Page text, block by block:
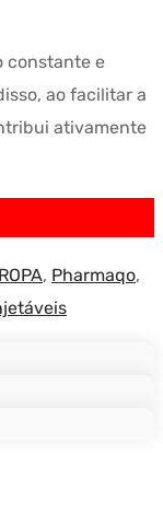
constante e
ao facilitar a
ativamente
, Pharmaqo,